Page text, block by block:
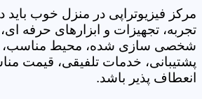
مرکز فیزیوتراپی در منزل خوب
تجربه، تجهیزات و ابزارهای حرفه
شخصی سازی شده، محیط مناسب،
پشتیبانی، خدمات تلفیقی، قیمت
انعطاف پذیر باشد.